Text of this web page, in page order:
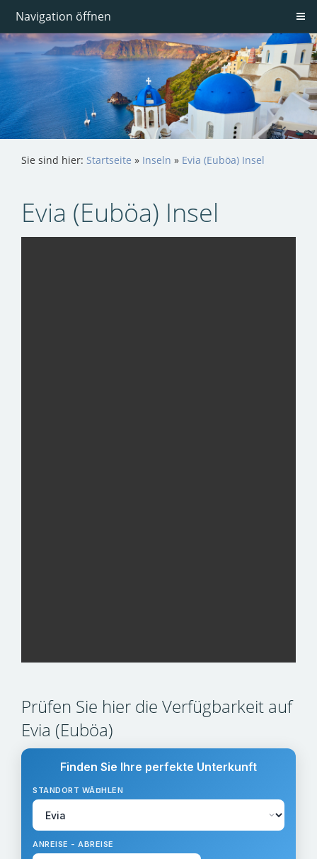
Navigation öffnen
Sie sind hier: Startseite » Inseln » Evia (Euböa) Insel
Evia (Euböa) Insel
Prüfen Sie hier die Verfügbarkeit auf
Evia (Euböa)
Finden Sie Ihre perfekte Unterkunft
STANDORT WÃ¤HLEN
ANREISE - ABREISE